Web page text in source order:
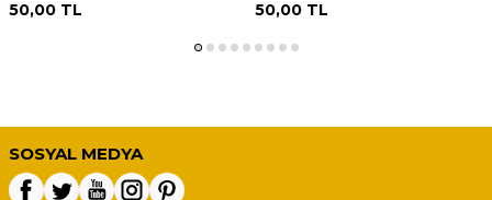
50,00 TL 50,00TL
SOSYAL MEDYA